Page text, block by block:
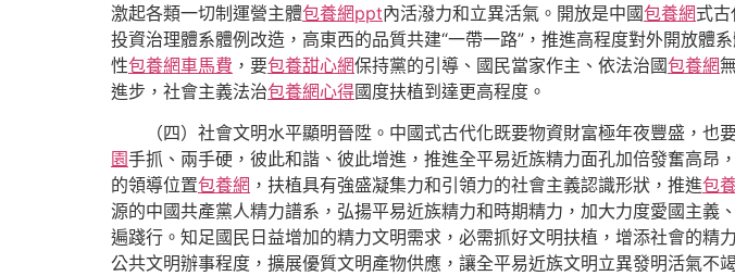
激起各類一切制運營主體包養網ppt內活潑力和立異活氣。開放是中國包養網式古
投資治理體系體例改造，高東西的品質共建“一帶一路”，推進高程度對外開放
性包養網車馬費 ，要包養甜心網保持黨的引導、國民當家作主、依法治國包養網
進步，社會主義法治包養網心得國度扶植到達更高程度。
（四）社會文明水平顯明晉陞。中國式古代化既要物資財富極年夜豐盛，
園手抓、兩手硬，彼此和諧、彼此增進，推進全平易近族精力面孔加倍發奮高
的領導位置包養網 ，扶植具有強盛凝集力和引領力的社會主義認識形狀，推進包
源的中國共產黨人精力譜系，弘揚平易近族精力和時期精力，加大力度愛國主義
遍踐行。知足國民日益增加的精力文明需求，必需抓好文明扶植，增添社會的
公共文明辦事程度，擴展優質文明產物供應，讓全平易近族文明立異發明活氣